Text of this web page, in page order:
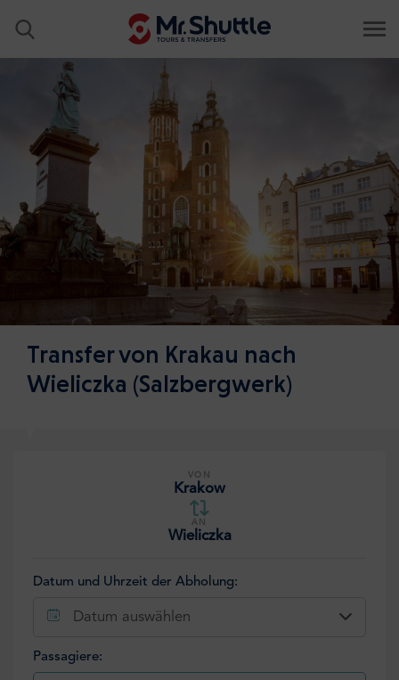
Transfer von Krakau nach
Wieliczka (Salzbergwerk)
VON
Krakow
AN
Wieliczka
Datum und Uhrzeit der Abholung:
Datum auswählen
Passagiere: